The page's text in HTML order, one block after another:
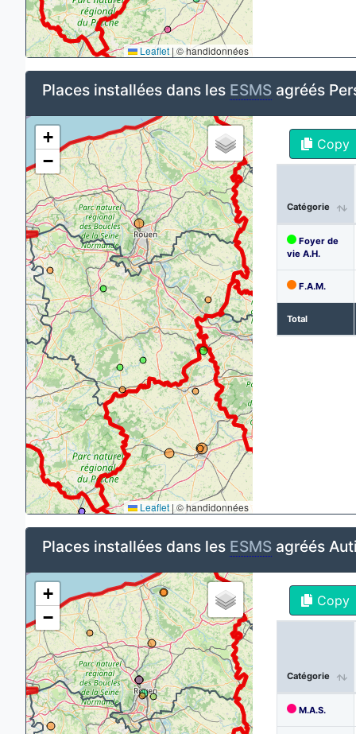
Leaflet | © handidonnées
Places installées dans les ESMS agréés
+
−
Leaflet | © handidonnées
Copy
Catégorie
Foyer de
vie A.H.
F.A.M.
Total
Places installées dans les ESMS agréés
+
−
Copy
Catégorie
M.A.S.